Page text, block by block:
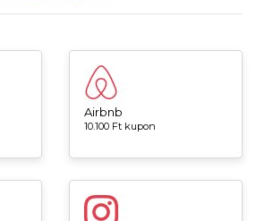
Airbnb
10.100 Ft kupon